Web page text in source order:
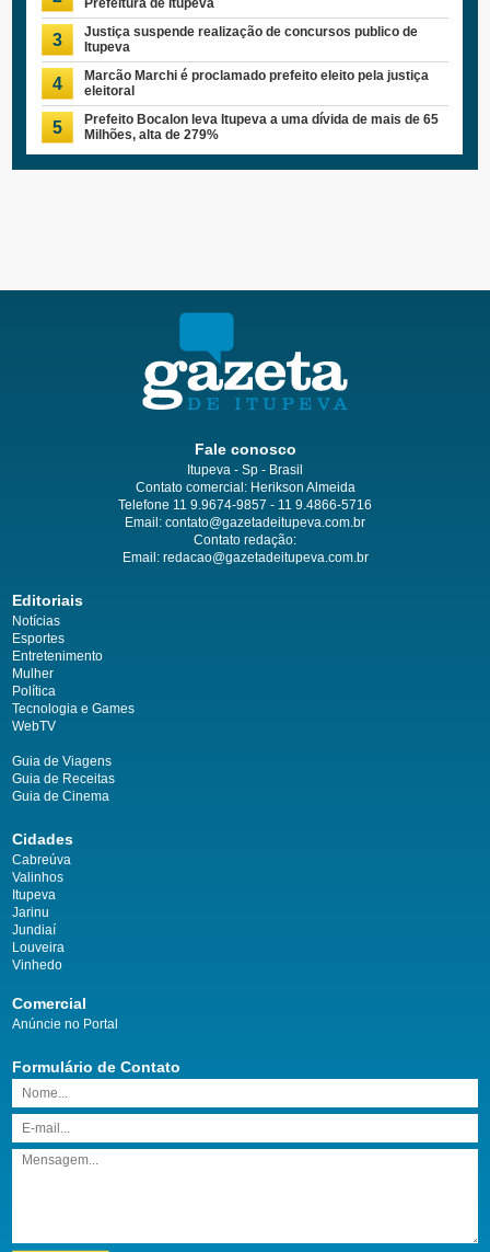
Prefeitura de Itupeva
3
Justiça suspende realização de concursos publico de
Itupeva
4
Marcão Marchi é proclamado prefeito eleito pela justiça
eleitoral
5
Prefeito Bocalon leva Itupeva a uma dívida de mais de 65
Milhões, alta de 279%
Fale conosco
Itupeva - Sp - Brasil
Contato comercial: Herikson Almeida
Telefone 11 9.9674-9857 - 11 9.4866-5716
Email: contato@gazetadeitupeva.com.br
Contato redação:
Email: redacao@gazetadeitupeva.com.br
Editoriais
Notícias
Esportes
Entretenimento
Mulher
Política
Tecnologia e Games
WebTV
Guia de Viagens
Guia de Receitas
Guia de Cinema
Cidades
Cabreúva
Valinhos
Itupeva
Jarinu
Jundiaí
Louveira
Vinhedo
Comercial
Anúncie no Portal
Formulário de Contato